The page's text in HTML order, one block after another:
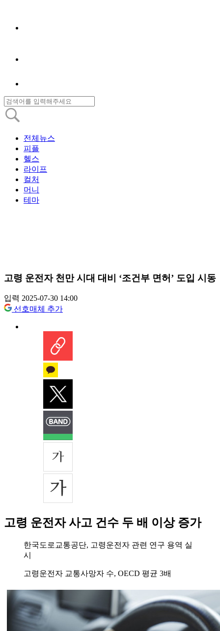
전체뉴스
피플
헬스
라이프
컬처
머니
테마
고령 운전자 천만 시대 대비 ‘조건부 면허’ 도입 시동
입력 2025-07-30 14:00
선호매체 추가
고령 운전자 사고 건수 두 배 이상 증가
한국도로교통공단, 고령운전자 관련 연구 용역 실
시
고령운전자 교통사망자 수, OECD 평균 3배